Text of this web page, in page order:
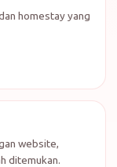
homestay yang
website,
ditemukan.